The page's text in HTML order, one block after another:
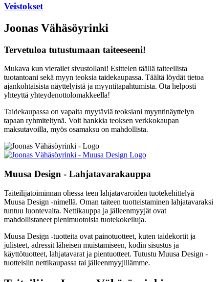
Veistokset
Joonas Vähäsöyrinki
Tervetuloa tutustumaan taiteeseeni!
Mukava kun vierailet sivustollani! Esittelen täällä taiteellista
tuotantoani sekä myyn teoksia taidekaupassa. Täältä löydät tietoa
ajankohtaisista näyttelyistä ja myyntitapahtumista. Ota helposti
yhteyttä yhteydenottolomakkeella!
Taidekaupassa on vapaita myytäviä teoksiani myyntinäyttelyn
tapaan ryhmiteltynä. Voit hankkia teoksen verkkokaupan
maksutavoilla, myös osamaksu on mahdollista.
Muusa Design - Lahjatavara­kauppa
Taiteilijatoiminnan ohessa teen lahjatavaroiden tuotekehittelyä
Muusa Design -nimellä. Oman taiteen tuotteistaminen lahjatavaraksi
tuntuu luontevalta. Nettikauppa ja jälleenmyyjät ovat
mahdollistaneet pienimuotoisia tuotekokeiluja.
Muusa Design -tuotteita ovat painotuotteet, kuten taidekortit ja
julisteet, adressit läheisen muistamiseen, kodin sisustus ja
käyttötuotteet, lahjatavarat ja pientuotteet. Tutustu Muusa Design -
tuotteisiin nettikaupassa tai jälleenmyyjillämme.